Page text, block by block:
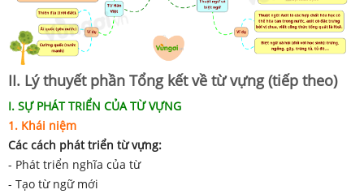
II. Lý thuyết phần Tổng kết về từ vựng (tiếp theo)
I. SỰ PHÁT TRIỂN CỦA TỪ VỰNG
1. Khái niệm
Các cách phát triển từ vựng:
- Phát triển nghĩa của từ
- Tạo từ ngữ mới